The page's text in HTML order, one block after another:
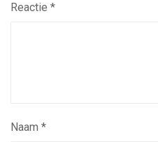
Reactie *
Naam *